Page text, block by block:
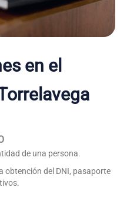
en el
de una persona.
obtención del DNI, pasaporte